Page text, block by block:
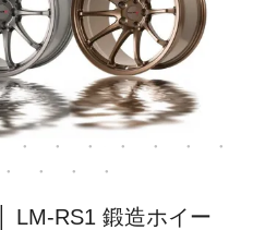
LM-RS1 鍛造ホイー